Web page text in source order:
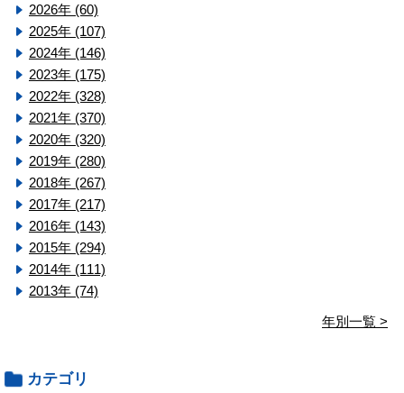
2026年 (60)
2025年 (107)
2024年 (146)
2023年 (175)
2022年 (328)
2021年 (370)
2020年 (320)
2019年 (280)
2018年 (267)
2017年 (217)
2016年 (143)
2015年 (294)
2014年 (111)
2013年 (74)
年別一覧 >
カテゴリ